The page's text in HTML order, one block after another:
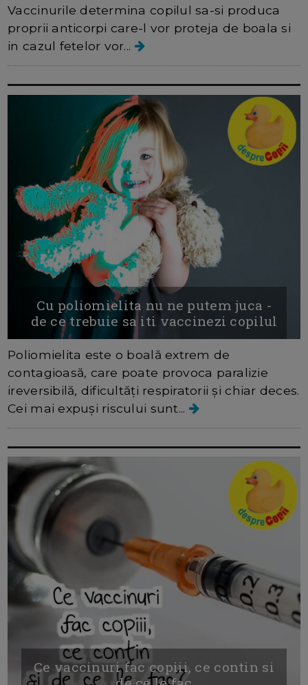
Vaccinurile determina copilul sa-si produca
proprii anticorpi care-l vor proteja de boala si
in cazul fetelor vor...
Cu poliomielita nu ne putem juca -
de ce trebuie sa iti vaccinezi copilul
Poliomielita este o boală extrem de
contagioasă, care poate provoca paralizie
ireversibilă, dificultăți respiratorii și chiar deces.
Cei mai expuși riscului sunt...
Ce vaccinuri fac copiii, ce contin si